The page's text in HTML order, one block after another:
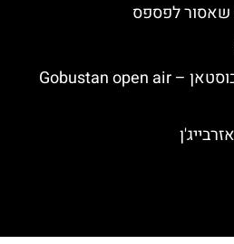
המוזיאון הפתוח של גובוסטאן – Gobustan open air